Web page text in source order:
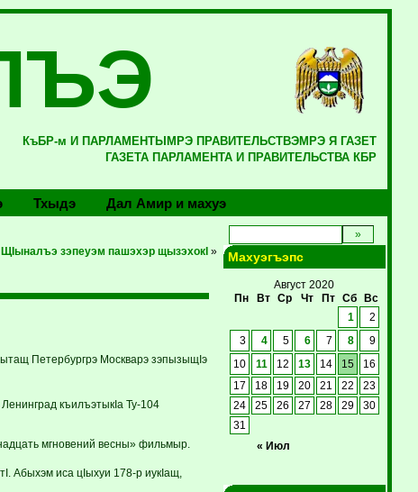
КъБР-м И ПАРЛАМЕНТЫМРЭ ПРАВИТЕЛЬСТВЭМРЭ Я ГАЗЕТ
ГАЗЕТА ПАРЛАМЕНТА И ПРАВИТЕЛЬСТВА КБР
Тхыдэ Дал Амир и махуэ
ЩIыналъэ зэпеуэм пашэхэр щызэхокI »
Петербургрэ Москварэ зэпызыщIэ
къилъэтыкIа Ту-104
мгновений весны» фильмыр.
Абыхэм иса цIыхуи 178-р иукIащ,
Махуэгъэпс
Август 2020
Пн
Вт Ср Чт Пт Сб Вс
« Июл
1 2
3 4 5 6 7 8 9
10 11 12 13 14 15
16
17
18 19 20 21 22
23
24
25 26 27 28 29
30
31